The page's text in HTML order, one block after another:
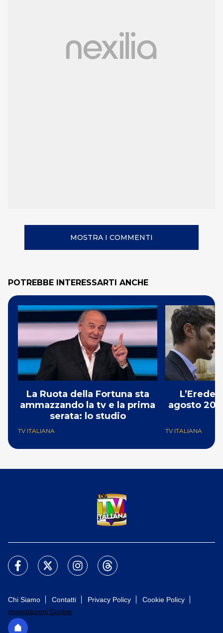
MOSTRA I COMMENTI
POTREBBE INTERESSARTI ANCHE
La Ruota della Fortuna sta
ammazzando la tv e la prima
serata: lo studio
TV ITALIANA
agosto
TV ITALIANA
Chi Siamo Contatti Privacy Policy
Cookie Policy
Impostazioni Cookie